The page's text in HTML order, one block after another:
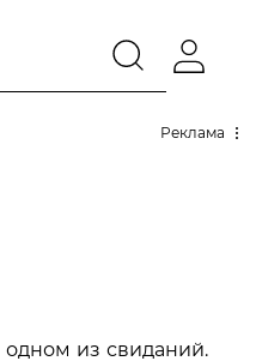
Реклама